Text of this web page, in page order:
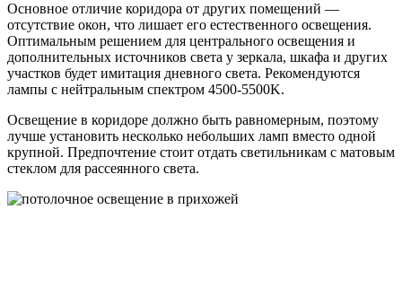
Основное отличие коридора от других помещений —
отсутствие окон, что лишает его естественного освещения.
Оптимальным решением для центрального освещения и
дополнительных источников света у зеркала, шкафа и других
участков будет имитация дневного света. Рекомендуются
лампы с нейтральным спектром 4500-5500K.
Освещение в коридоре должно быть равномерным, поэтому
лучше установить несколько небольших ламп вместо одной
крупной. Предпочтение стоит отдать светильникам с матовым
стеклом для рассеянного света.